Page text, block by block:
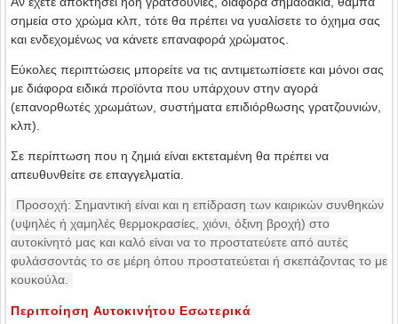
σημεία στο χρώμα κλπ, τότε θα πρέπει να γυαλίσετε το όχημα σας
και ενδεχομένως να κάνετε επαναφορά χρώματος.
Εύκολες περιπτώσεις μπορείτε να τις αντιμετωπίσετε και μόνοι σας
με διάφορα ειδικά προϊόντα που υπάρχουν στην αγορά
(επανορθωτές χρωμάτων, συστήματα επιδιόρθωσης γρατζουνιών,
κλπ).
Σε περίπτωση που η ζημιά είναι εκτεταμένη θα πρέπει να
απευθυνθείτε σε επαγγελματία.
Προσοχή: Σημαντική είναι και η επίδραση των καιρικών συνθηκών
(υψηλές ή χαμηλές θερμοκρασίες, χιόνι, όξινη βροχή) στο
αυτοκίνητό μας και καλό είναι να το προστατεύετε από αυτές
φυλάσσοντάς το σε μέρη όπου προστατεύεται ή σκεπάζοντας το με
κουκούλα.
Περιποίηση Αυτοκινήτου Εσωτερικά